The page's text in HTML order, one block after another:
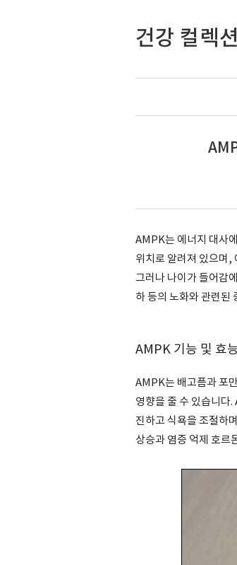
건강 컬렉션
AMPK는 에너지 대사
위치로 알려져 있으며,
그러나 나이가 들어감
하 등의 노화와 관련된
AMPK 기능 및 효
AMPK는 배고픔과 포
영향을 줄 수 있습니다
진하고 식욕을 조절하
상승과 염증 억제 호르